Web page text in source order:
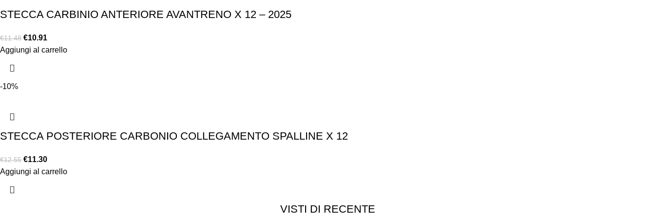
STECCA CARBINIO ANTERIORE AVANTRENO X 12 – 2025
€11.48 €10.91
Aggiungi al carrello
-10%
STECCA POSTERIORE CARBONIO COLLEGAMENTO SPALLINE X 12
€12.55 €11.30
Aggiungi al carrello
VISTI DI RECENTE